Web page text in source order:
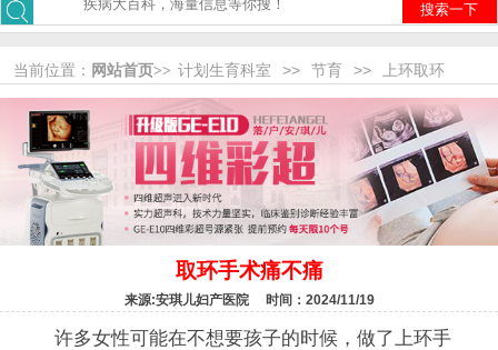
搜索一下
当前位置： 网站首页>> 计划生育科室 >> 节育 >> 上环取环
取环手术痛不痛
来源:安琪儿妇产医院 时间：2024/11/19
许多女性可能在不想要孩子的时候，做了上环手